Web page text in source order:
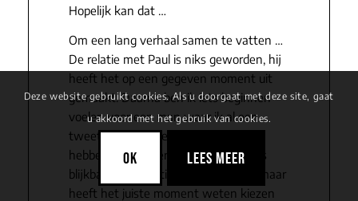
Hopelijk kan dat …
Om een lang verhaal samen te vatten …
De relatie met Paul is niks geworden, hij
heeft het op een gegeven moment uit
gemaakt. Daarna ben ik iets beginnen
voelen voor een man waar ik al een
tweetal jaar bevriend mee was, we
hebben samen gerevalideerd. Hij was
blijkbaar al lange tijd verliefd op mij, maar
heeft het juiste moment weten kiezen
Deze website gebruikt cookies. Als u doorgaat met deze site, gaat
u akkoord met het gebruik van cookies.
OK LEES MEER